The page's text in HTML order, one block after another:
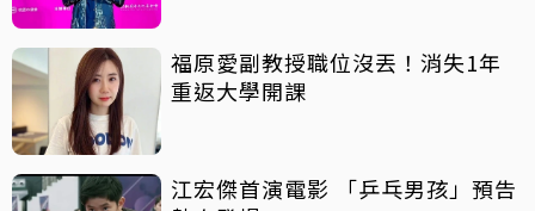
福原愛副教授職位沒丟！消失1年
重返大學開課
江宏傑首演電影 「乒乓男孩」預告